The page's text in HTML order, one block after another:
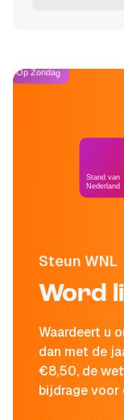
Steun WNL
Word
Waardeert u
dan met de
€8,50, de
bijdrage voor
Op Zondag
Stand van
Nederland